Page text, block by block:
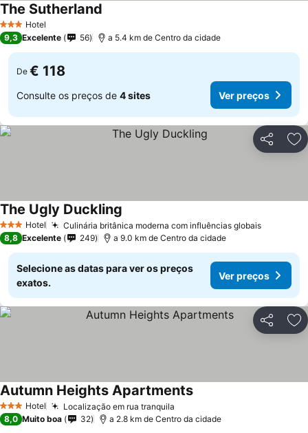
3 EstrelasHotel
The Sutherland
9,3 Excelente 56 a 5.4 km de Centro da cidade
De € 118
Consulte os preços de 4 sites Ver preços
Partilhar
3 EstrelasHotel Culinária britânica moderna com influências globais
The Ugly Duckling
8,8 Excelente 249 a 9.0 km de Centro da cidade
Selecione as datas para ver os preços
exatos.
Ver preços
Partilhar
3 EstrelasHotel Localização em rua tranquila
Autumn Heights Apartments
8,0 Muito boa 32 a 2.8 km de Centro da cidade